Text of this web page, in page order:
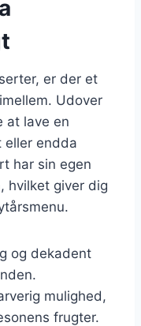
er der et
Udover
at lave en
eller endda
har sin egen
hvilket giver dig
og dekadent
mulighed,
frugter.